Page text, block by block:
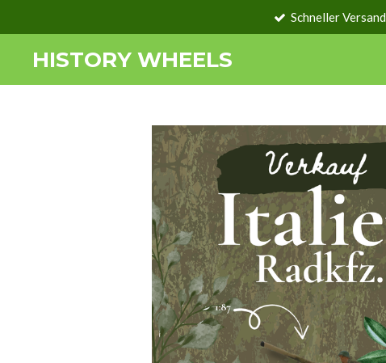
springen
Schneller Versand
HISTORY WHEELS